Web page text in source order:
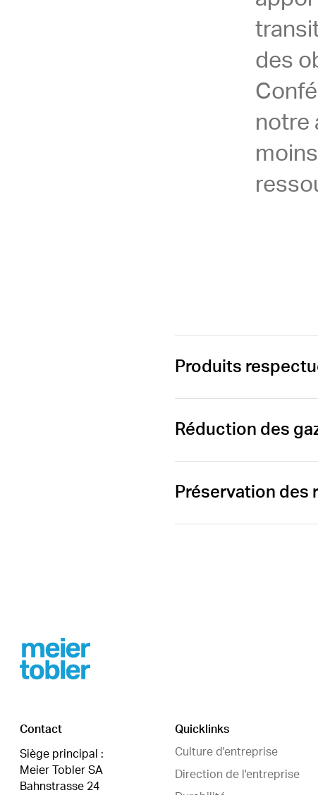
des
notre
Produits
Réduction des
Préservation des
Footer
Contact
Siège principal :
Meier Tobler SA
Bahnstrasse 24
Quicklinks
Culture d'entreprise
Direction de l'entreprise